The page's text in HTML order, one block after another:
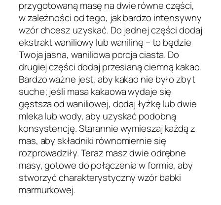
przygotowaną masę na dwie równe części,
w zależności od tego, jak bardzo intensywny
wzór chcesz uzyskać. Do jednej części dodaj
ekstrakt waniliowy lub wanilinę – to będzie
Twoja jasna, waniliowa porcja ciasta. Do
drugiej części dodaj przesianą ciemną kakao.
Bardzo ważne jest, aby kakao nie było zbyt
suche; jeśli masa kakaowa wydaje się
gęstsza od waniliowej, dodaj łyżkę lub dwie
mleka lub wody, aby uzyskać podobną
konsystencję. Starannie wymieszaj każdą z
mas, aby składniki równomiernie się
rozprowadziły. Teraz masz dwie odrębne
masy, gotowe do połączenia w formie, aby
stworzyć charakterystyczny wzór babki
marmurkowej.